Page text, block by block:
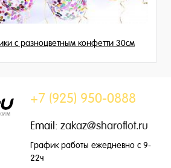
с разноцветным конфетти 30см
+7 (925) 950-0888
Email: zakaz@sharoflot.ru
График работы ежедневно с 9-
22ч